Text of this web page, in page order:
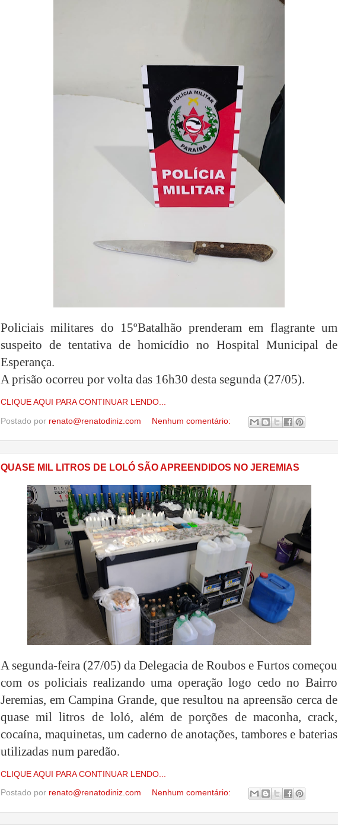
Policiais militares do 15ºBatalhão prenderam em flagrante um
suspeito de tentativa de homicídio no Hospital Municipal de
Esperança.
A prisão ocorreu por volta das 16h30 desta segunda (27/05).
CLIQUE AQUI PARA CONTINUAR LENDO...
Postado por renato@renatodiniz.com Nenhum comentário:
QUASE MIL LITROS DE LOLÓ SÃO APREENDIDOS NO JEREMIAS
A segunda-feira (27/05) da Delegacia de Roubos e Furtos começou
com os policiais realizando uma operação logo cedo no Bairro
Jeremias, em Campina Grande, que resultou na apreensão cerca de
quase mil litros de loló, além de porções de maconha, crack,
cocaína, maquinetas, um caderno de anotações, tambores e baterias
utilizadas num paredão.
CLIQUE AQUI PARA CONTINUAR LENDO...
Postado por renato@renatodiniz.com Nenhum comentário: